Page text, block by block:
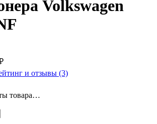
Volkswagen
и отзывы (3)
товара…